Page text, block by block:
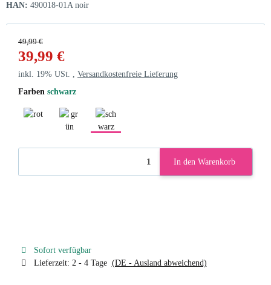
HAN: 490018-01A noir
49,99 €
39,99 €
inkl. 19% USt. , Versandkostenfreie Lieferung
Farben schwarz
In den Warenkorb
Sofort verfügbar
Lieferzeit: 2 - 4 Tage (DE - Ausland abweichend)